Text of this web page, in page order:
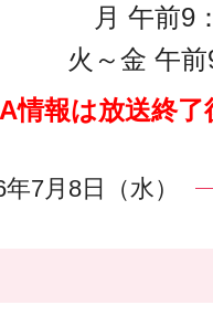
月 午前9
火～金 午
情報は放送終
7月8日（水）